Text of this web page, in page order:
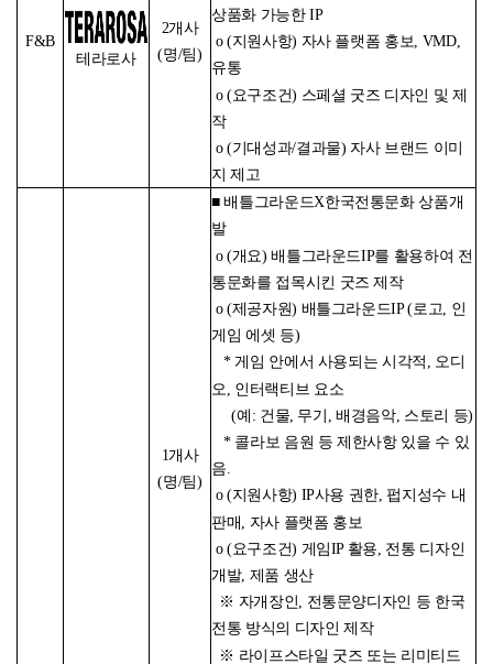
F&B
테라로사
2개사
(명/팀)
상품화 가능한 IP
o (지원사항) 자사 플랫폼 홍보, VMD,
유통
o (요구조건) 스페셜 굿즈 디자인 및 제
작
o (기대성과/결과물) 자사 브랜드 이미
지 제고
1개사
(명/팀)
■ 배틀그라운드X한국전통문화 상품개
발
o (개요) 배틀그라운드IP를 활용하여 전
통문화를 접목시킨 굿즈 제작
o (제공자원) 배틀그라운드IP (로고, 인
게임 에셋 등)
* 게임 안에서 사용되는 시각적, 오디
오, 인터랙티브 요소
(예: 건물, 무기, 배경음악, 스토리 등)
* 콜라보 음원 등 제한사항 있을 수 있
음.
o (지원사항) IP사용 권한, 펍지성수 내
판매, 자사 플랫폼 홍보
o (요구조건) 게임IP 활용, 전통 디자인
개발, 제품 생산
※ 자개장인, 전통문양디자인 등 한국
전통 방식의 디자인 제작
※ 라이프스타일 굿즈 또는 리미티드